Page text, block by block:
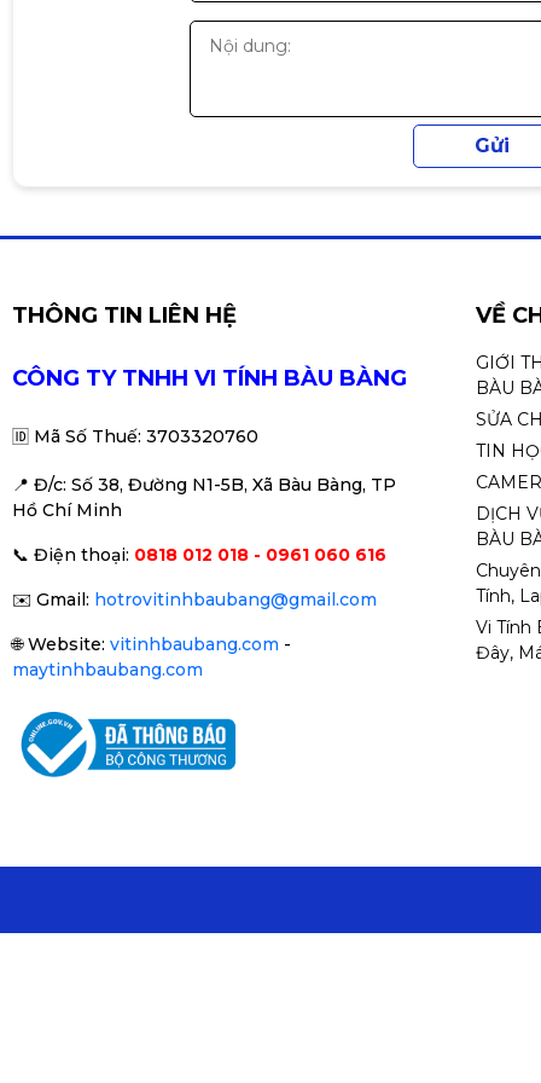
THÔNG TIN LIÊN HỆ
CÔNG TY TNHH VI TÍNH BÀU BÀNG
🆔 Mã Số Thuế: 3703320760
📍 Đ/c: Số 38, Đường N1-5B, Xã Bàu Bàng, TP
Hồ Chí Minh
📞 Điện thoại: 0818 012 018 - 0961 060 616
✉️ Gmail: hotrovitinhbaubang@gmail.com
🌐Website: vitinhbaubang.com -
maytinhbaubang.com
VỀ
GIỚI
BÀU
SỬA
TIN
DỊCH
BÀU
Tính,
Vi Tính
Đây,